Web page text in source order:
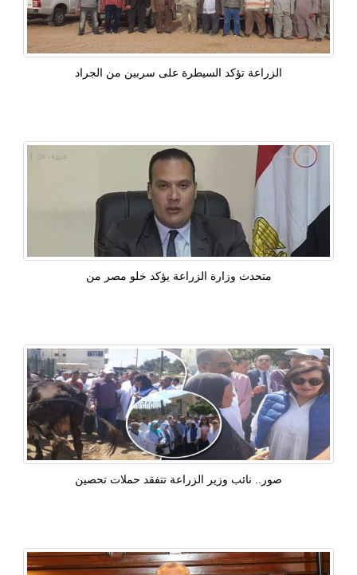
الزراعة تؤكد السيطرة على سربين من الجراد
متحدث وزارة الزراعة يؤكد خلو مصر من
صور.. نائب وزير الزراعة تتفقد حملات تحصين